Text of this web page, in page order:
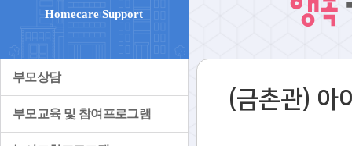
Homecare Support
부모상담
부모교육 및 참여프로그램
(금촌관) 아